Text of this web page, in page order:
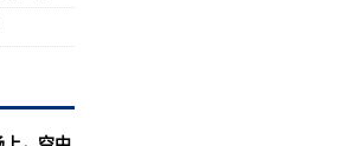
认证 即将正式发布
戏控制器提示